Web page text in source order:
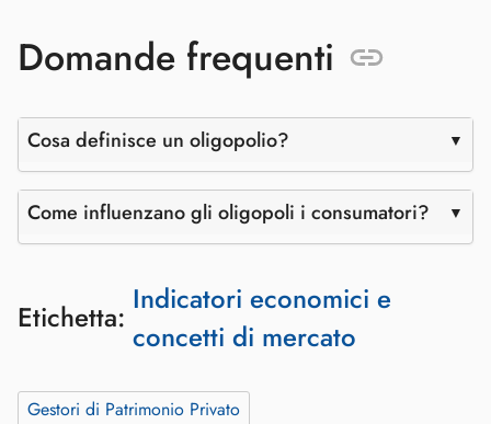
Domande frequenti
Cosa definisce un oligopolio?
Come influenzano gli oligopoli i consumatori?
Etichetta: Indicatori economici e
concetti di mercato
Gestori di Patrimonio Privato